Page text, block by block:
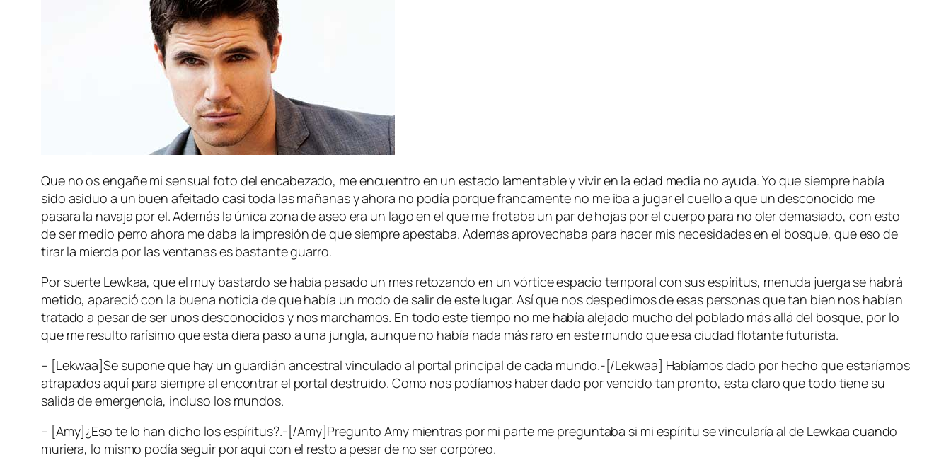
Que no os engañe mi sensual foto del encabezado, me encuentro en un estado lamentable y vivir en la edad media no ayuda. Yo que siempre había
sido asiduo a un buen afeitado casi toda las mañanas y ahora no podía porque francamente no me iba a jugar el cuello a que un desconocido me
pasara la navaja por el. Además la única zona de aseo era un lago en el que me frotaba un par de hojas por el cuerpo para no oler demasiado, con esto
de ser medio perro ahora me daba la impresión de que siempre apestaba. Además aprovechaba para hacer mis necesidades en el bosque, que eso de
tirar la mierda por las ventanas es bastante guarro.
Por suerte Lewkaa, que el muy bastardo se había pasado un mes retozando en un vórtice espacio temporal con sus espíritus, menuda juerga se habrá
metido, apareció con la buena noticia de que había un modo de salir de este lugar. Así que nos despedimos de esas personas que tan bien nos habían
tratado a pesar de ser unos desconocidos y nos marchamos. En todo este tiempo no me había alejado mucho del poblado más allá del bosque, por lo
que me resulto rarísimo que esta diera paso a una jungla, aunque no había nada más raro en este mundo que esa ciudad flotante futurista.
– [Lekwaa]Se supone que hay un guardián ancestral vinculado al portal principal de cada mundo.-[/Lekwaa] Habíamos dado por hecho que estaríamos
atrapados aquí para siempre al encontrar el portal destruido. Como nos podíamos haber dado por vencido tan pronto, esta claro que todo tiene su
salida de emergencia, incluso los mundos.
– [Amy]¿Eso te lo han dicho los espíritus?.-[/Amy]Pregunto Amy mientras por mi parte me preguntaba si mi espíritu se vincularía al de Lewkaa cuando
muriera, lo mismo podía seguir por aquí con el resto a pesar de no ser corpóreo.